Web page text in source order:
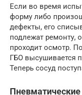
Если во время
форму либо
дефекты, его
подлежат ремонту,
проходит осмотр.
ГБО высушивается
Теперь сосуд